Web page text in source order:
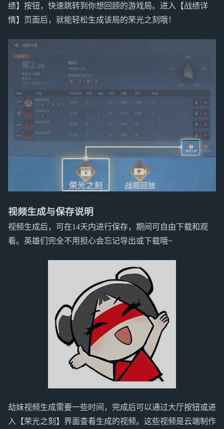
绩】按钮，快速跳转到你想回顾的游戏局。进入【战绩详
情】页面后，就能轻松生成该局的荣光之刻哦！
视频生成与保存说明
视频生成后，可在14天内进行保存，期间可自由下载和观
看。英雄们完全不用担心会忘记导出或下载哦~
劫妹视频生成需要一些时间，完成后可以通过大厅按钮或进
入【荣光之刻】界面查看生成的视频。这些视频是云端制作